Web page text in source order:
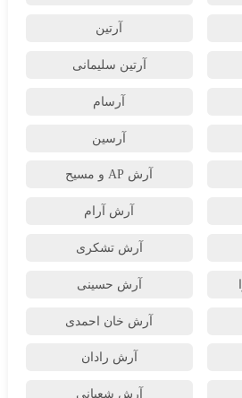
آرتین
آرتین سلیمانی
آرسام
آرسین
آرش AP و مسیح
آرش آرام
آرش تشکری
آرش حسینی
آرش خان احمدی
آرش رادان
آرش شعبانی